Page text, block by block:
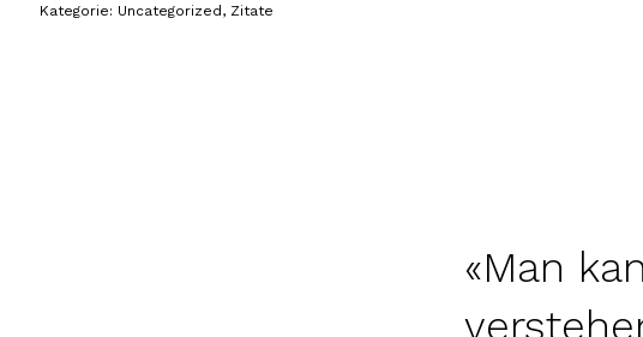
Kategorie: Uncategorized, Zitate
«Man